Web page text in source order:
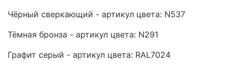
Чёрный сверкающий - артикул цвета: N537
Тёмная бронза - артикул цвета: N291
Графит серый - артикул цвета: RAL7024